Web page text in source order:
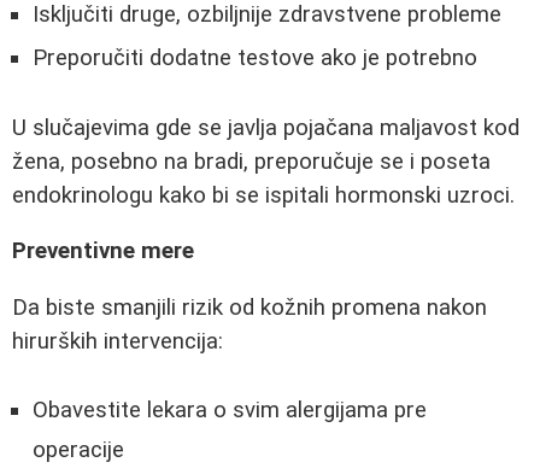
Isključiti druge, ozbiljnije zdravstvene probleme
Preporučiti dodatne testove ako je potrebno
U slučajevima gde se javlja pojačana maljavost kod
žena, posebno na bradi, preporučuje se i poseta
endokrinologu kako bi se ispitali hormonski uzroci.
Preventivne mere
Da biste smanjili rizik od kožnih promena nakon
hirurških intervencija:
Obavestite lekara o svim alergijama pre
operacije